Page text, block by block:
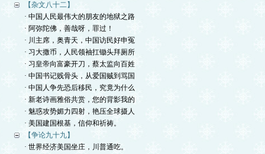
【杂文八十二】
· 中国人民最伟大的朋友的地狱之路
· 阿弥陀佛，善哉呀，罪过！
· 川主席，奥青天，中国访民好申冤
· 习大撒币，人民领袖扛锄头拜厕所
· 习皇帝向富豪开刀，蔡太监向百姓
· 中国书记贱骨头，从爱国贼到骂国
· 中国人争先恐后移民，究竟为什么
· 新老诗画雅俗共赏，您的背影我的
· 魅惑攻势媚力四射，艳压全球摄人
· 美国建国根基，信仰和祈祷。
【争论九十九】
· 世界经济美国坐庄，川普通吃。